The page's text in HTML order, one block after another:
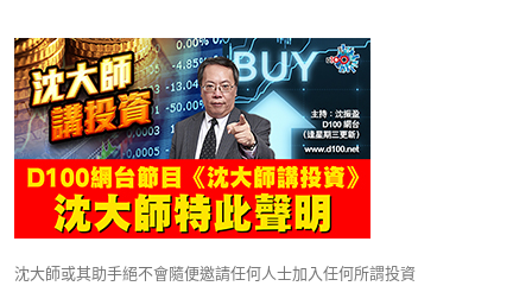
沈大師或其助手絕不會隨便邀請任何人士加入任何所謂投資